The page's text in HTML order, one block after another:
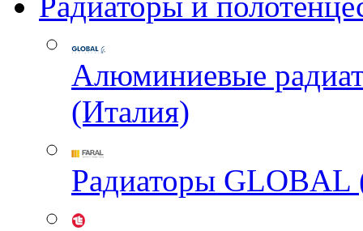
Алюминиевые
(Италия)
Радиаторы GLOBAL